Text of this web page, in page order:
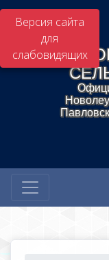
Версия сайта
для
слабовидящих